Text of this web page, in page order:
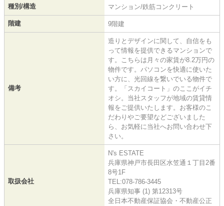
種別/構造 マンション/鉄筋コンクリート
階建 9階建
備考
造りとデザインに関して、自信をも
って情報を提供できるマンションで
す。こちらは月々の家賃が8.2万円の
物件です。パソコンを快適に使いた
い方に、光回線を繋いでいる物件で
す。「スカイコート」のここがイチ
オシ。当社スタッフが地域の賃貸情
報をご提供いたします。お客様のこ
だわりやご要望などございました
ら、お気軽に当社へお問い合わせ下
さい。
取扱会社
N's ESTATE
兵庫県神戸市長田区水笠通１丁目2番
8号1F
TEL:078-786-3445
兵庫県知事 (1) 第12313号
全日本不動産保証協会・不動産公正